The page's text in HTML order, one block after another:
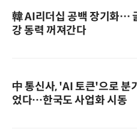
韓 AI리더십 공백 장기화…
강 동력 꺼져간다
中 통신사, 'AI 토큰'으로 분
었다…한국도 사업화 시동